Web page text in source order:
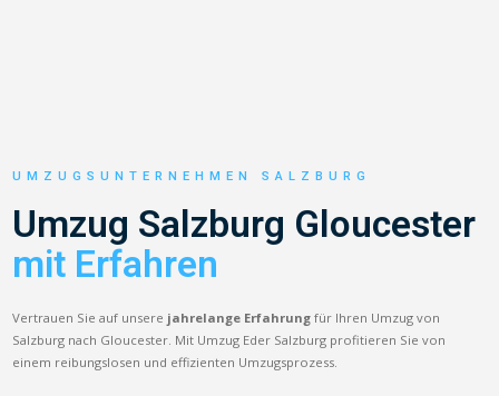
UMZUGSUNTERNEHMEN SALZBURG
Umzug Salzburg Gloucester
mit Erfahren
Vertrauen Sie auf unsere jahrelange Erfahrung für Ihren Umzug von
Salzburg nach Gloucester. Mit Umzug Eder Salzburg profitieren Sie von
einem reibungslosen und effizienten Umzugsprozess.